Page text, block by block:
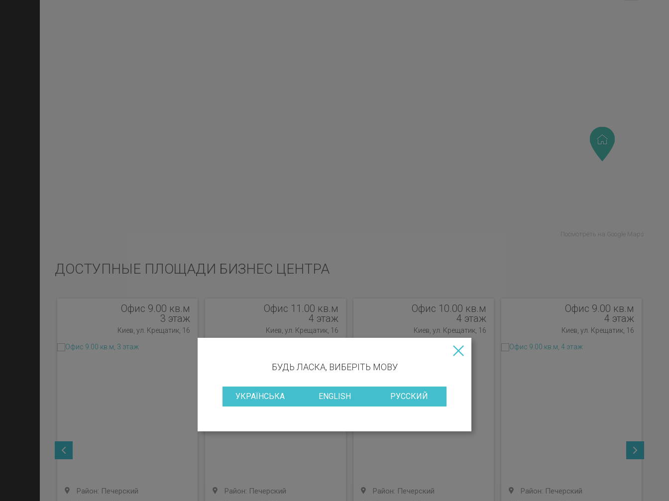
Посмотреть на Google Maps
ДОСТУПНЫЕ ПЛОЩАДИ БИЗНЕС ЦЕНТРА
Офис 9.00 кв.м
3 этаж
Киев, ул. Крещатик, 16
Район: Печерский
Офис 11.00 кв.м
4 этаж
Киев, ул. Крещатик, 16
Район: Печерский
Офис 10.00 кв.м
4 этаж
Киев, ул. Крещатик, 16
Район: Печерский
Офис 9.00 кв.м
4 этаж
Киев, ул. Крещатик, 16
Район: Печерский
БУДЬ ЛАСКА, ВИБЕРІТЬ МОВУ
УКРАЇНСЬКА ENGLISH РУССКИЙ